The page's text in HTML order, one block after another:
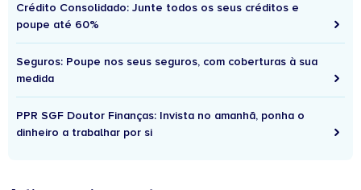
Crédito Consolidado: Junte todos os seus créditos e
poupe até 60%
Seguros: Poupe nos seus seguros, com coberturas à sua
medida
PPR SGF Doutor Finanças: Invista no amanhã, ponha o
dinheiro a trabalhar por si